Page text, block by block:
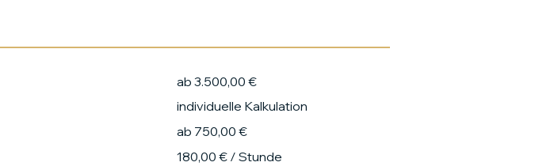
ab 3.500,00 €
individuelle Kalkulation
ab 750,00 €
180,00 € / Stunde